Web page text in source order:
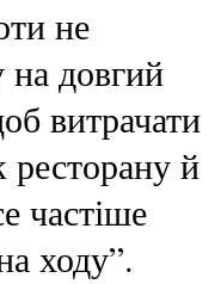
не
на довгий
витрачати
й
частіше
ходу”.